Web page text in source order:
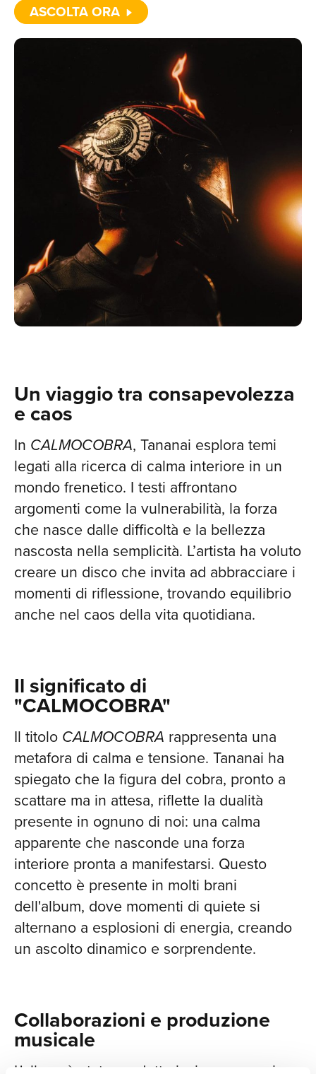
ASCOLTA ORA
Un viaggio tra consapevolezza
e caos
In CALMOCOBRA, Tananai esplora temi
legati alla ricerca di calma interiore in un
mondo frenetico. I testi affrontano
argomenti come la vulnerabilità, la forza
che nasce dalle difficoltà e la bellezza
nascosta nella semplicità. L’artista ha voluto
creare un disco che invita ad abbracciare i
momenti di riflessione, trovando equilibrio
anche nel caos della vita quotidiana.
Il significato di
"CALMOCOBRA"
Il titolo CALMOCOBRA rappresenta una
metafora di calma e tensione. Tananai ha
spiegato che la figura del cobra, pronto a
scattare ma in attesa, riflette la dualità
presente in ognuno di noi: una calma
apparente che nasconde una forza
interiore pronta a manifestarsi. Questo
concetto è presente in molti brani
dell'album, dove momenti di quiete si
alternano a esplosioni di energia, creando
un ascolto dinamico e sorprendente.
Collaborazioni e produzione
musicale
CHI